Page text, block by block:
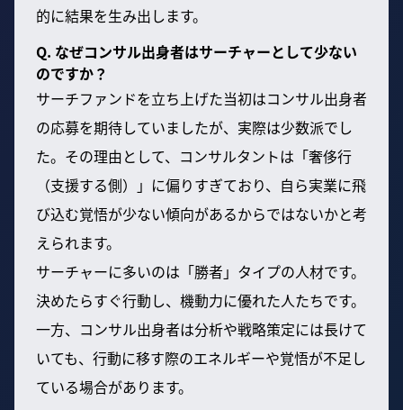
的に結果を生み出します。
Q. なぜコンサル出身者はサーチャーとして少ない
のですか？
サーチファンドを立ち上げた当初はコンサル出身者
の応募を期待していましたが、実際は少数派でし
た。その理由として、コンサルタントは「奢侈行
（支援する側）」に偏りすぎており、自ら実業に飛
び込む覚悟が少ない傾向があるからではないかと考
えられます。
サーチャーに多いのは「勝者」タイプの人材です。
決めたらすぐ行動し、機動力に優れた人たちです。
一方、コンサル出身者は分析や戦略策定には長けて
いても、行動に移す際のエネルギーや覚悟が不足し
ている場合があります。